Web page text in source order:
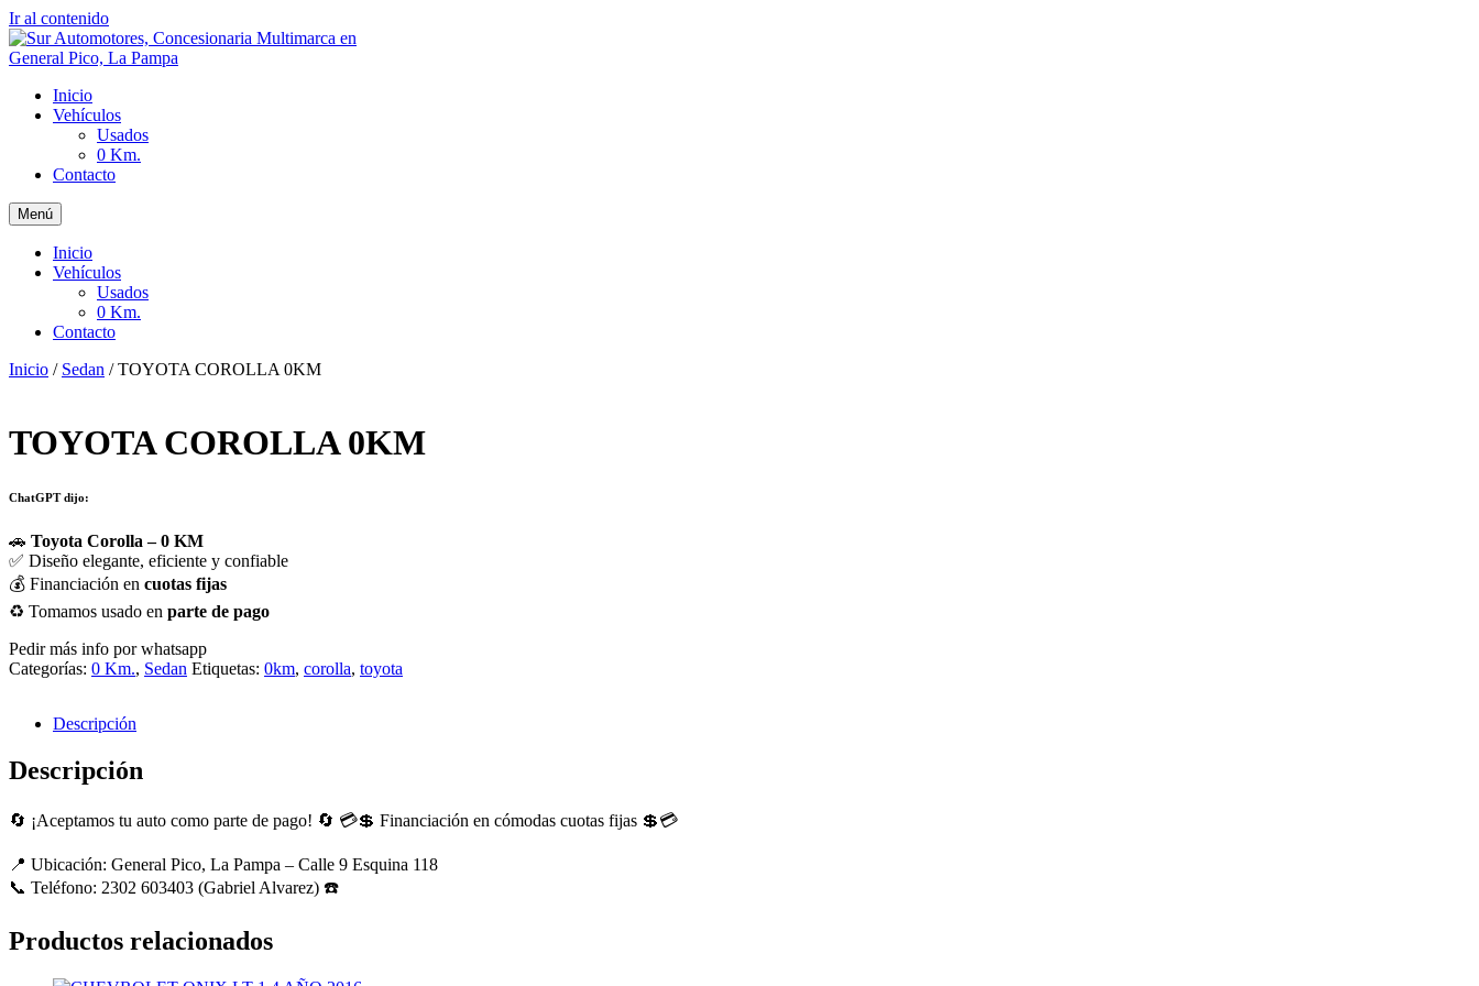
Ir al contenido
Inicio
Vehículos
Usados
0 Km.
Contacto
Menú
Inicio
Vehículos
Usados
0 Km.
Contacto
Inicio / Sedan / TOYOTA COROLLA 0KM
TOYOTA COROLLA 0KM
ChatGPT dijo:
🚗 Toyota Corolla – 0 KM
✅ Diseño elegante, eficiente y confiable
💰 Financiación en cuotas fijas
♻️ Tomamos usado en parte de pago
Pedir más info por whatsapp
Categorías: 0 Km., Sedan Etiquetas: 0km, corolla, toyota
Descripción
Descripción
🔄 ¡Aceptamos tu auto como parte de pago! 🔄 💳💲 Financiación en cómodas cuotas fijas 💲💳
📍 Ubicación: General Pico, La Pampa – Calle 9 Esquina 118
📞 Teléfono: 2302 603403 (Gabriel Alvarez) ☎️
Productos relacionados